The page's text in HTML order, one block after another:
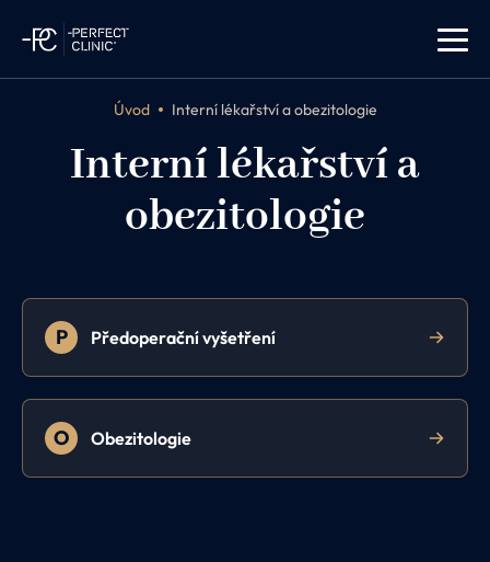
Úvod Interní lékařství a obezitologie
Interní lékařství a
obezitologie
P Předoperační vyšetření
O Obezitologie